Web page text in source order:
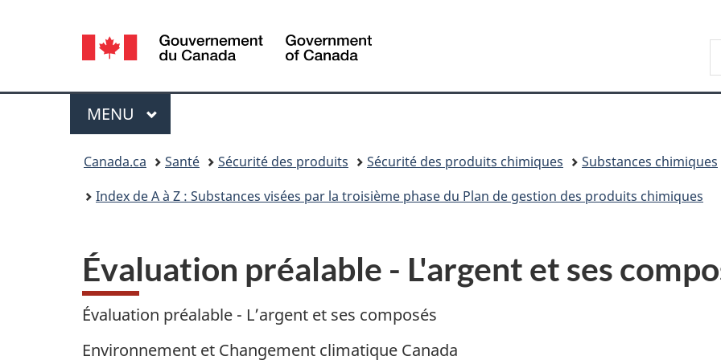
sujet
HTML
Sélection
de
la
langue
Canada
Menu
MENU PRINCIPAL
Canada.ca Santé Sécurité des produits Sécurité des produits chimiques
Substances chimiques
Index de A à Z : Substances visées par la troisième phase du Plan de gestion des produits chimiques
Évaluation préalable - L'argent et ses
Évaluation préalable - L’argent et ses composés
Environnement et Changement climatique Canada